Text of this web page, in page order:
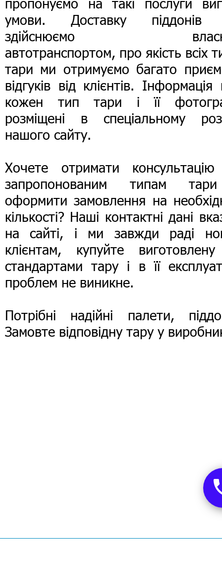
умови. Доставку
здійснюємо
автотранспортом, про якість всіх
тари ми отримуємо багато
відгуків від клієнтів.
кожен тип тари і її
розміщені в спеціальному
нашого сайту.
Хочете отримати
запропонованим типам
оформити замовлення на
кількості? Наші контактні дані
на сайті, і ми завжди раді
клієнтам, купуйте
стандартами тару і в її
проблем не виникне.
Потрібні надійні палети,
Замовте відповідну тару у